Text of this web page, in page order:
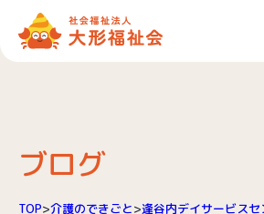
大形福祉会について
保育サービス
ブログ
TOP>介護のできごと>逢谷内デイサービスセ